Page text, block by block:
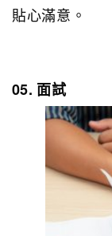
貼心滿意。
05. 面試